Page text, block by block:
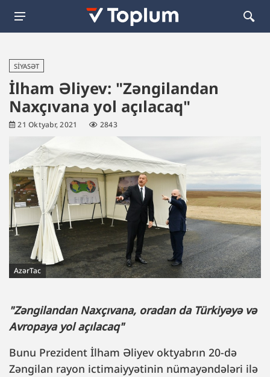
SIYASƏT
İlham Əliyev: "Zəngilandan
Naxçıvana yol açılacaq"
21 Oktyabr, 2021 2843
AzərTac
"Zəngilandan Naxçıvana, oradan da Türkiyəyə və
Avropaya yol açılacaq"
Bunu Prezident İlham Əliyev oktyabrın 20-də
Zəngilan rayon ictimaiyyətinin nümayəndələri ilə